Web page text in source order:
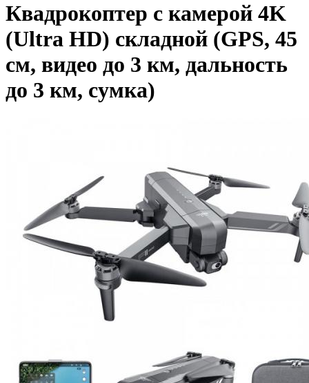
Квадрокоптер с камерой 4K
(Ultra HD) складной (GPS, 45
см, видео до 3 км, дальность
до 3 км, сумка)